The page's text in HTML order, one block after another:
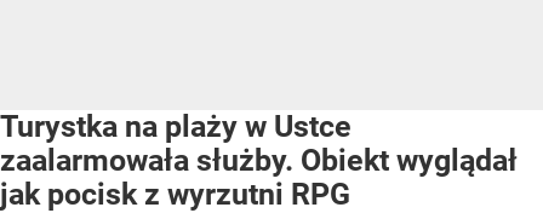
Turystka na plaży w Ustce
zaalarmowała służby. Obiekt wyglądał
jak pocisk z wyrzutni RPG